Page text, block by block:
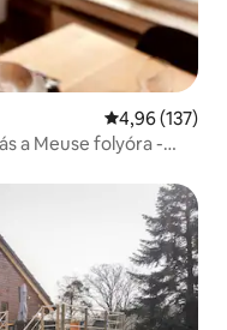
Átlagos
4,96 (137)
a Meuse folyóra -